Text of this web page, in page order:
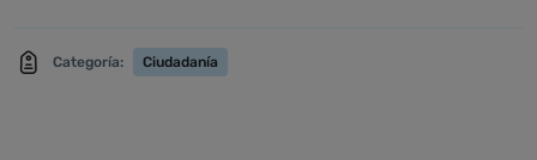
Categoría: Ciudadanía